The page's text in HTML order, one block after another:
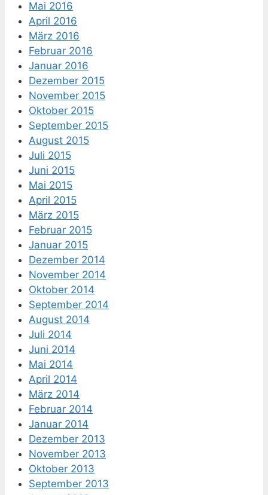
Mai 2016
April 2016
März 2016
Februar 2016
Januar 2016
Dezember 2015
November 2015
Oktober 2015
September 2015
August 2015
Juli 2015
Juni 2015
Mai 2015
April 2015
März 2015
Februar 2015
Januar 2015
Dezember 2014
November 2014
Oktober 2014
September 2014
August 2014
Juli 2014
Juni 2014
Mai 2014
April 2014
März 2014
Februar 2014
Januar 2014
Dezember 2013
November 2013
Oktober 2013
September 2013